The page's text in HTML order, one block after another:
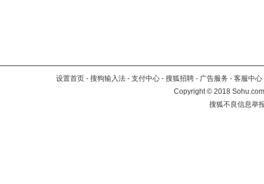
设置首页 - 搜狗输入法 - 支付中心 - 搜狐招聘 - 广告服务 - 客服中心
Copyright©2018
搜狐不良信息举